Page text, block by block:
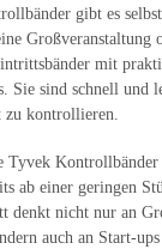
gibt es
Großveranstaltung
mit
Sie sind schnell und
zu kontrollieren.
Tyvek Kontrollbänder
ab einer geringen
denkt nicht nur an
auch an Start-